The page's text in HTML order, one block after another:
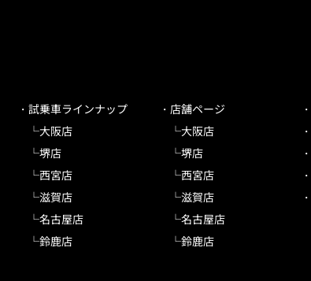
試乗車ラインナップ
大阪店
堺店
西宮店
滋賀店
名古屋店
鈴鹿店
店舗ページ
大阪店
堺店
西宮店
滋賀店
名古屋店
鈴鹿店